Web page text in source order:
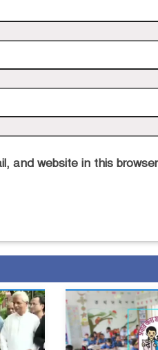
and website in this